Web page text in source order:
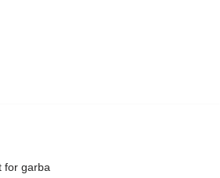
for garba